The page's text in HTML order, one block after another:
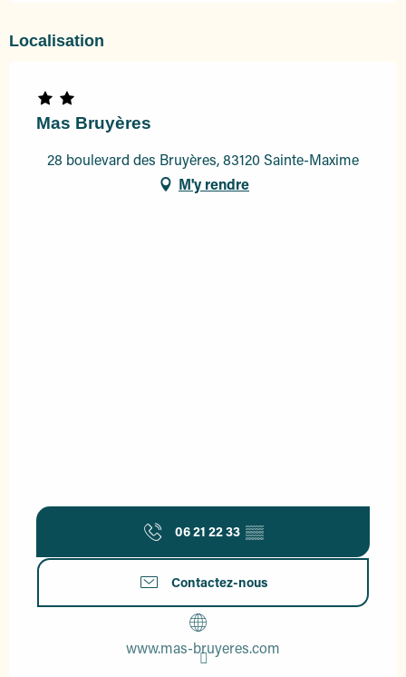
Localisation
Mas Bruyères
28 boulevard des Bruyères, 83120 Sainte-Maxime
M'y rendre
06 21 22 33 ▒▒
Contactez-nous
www.mas-bruyeres.com